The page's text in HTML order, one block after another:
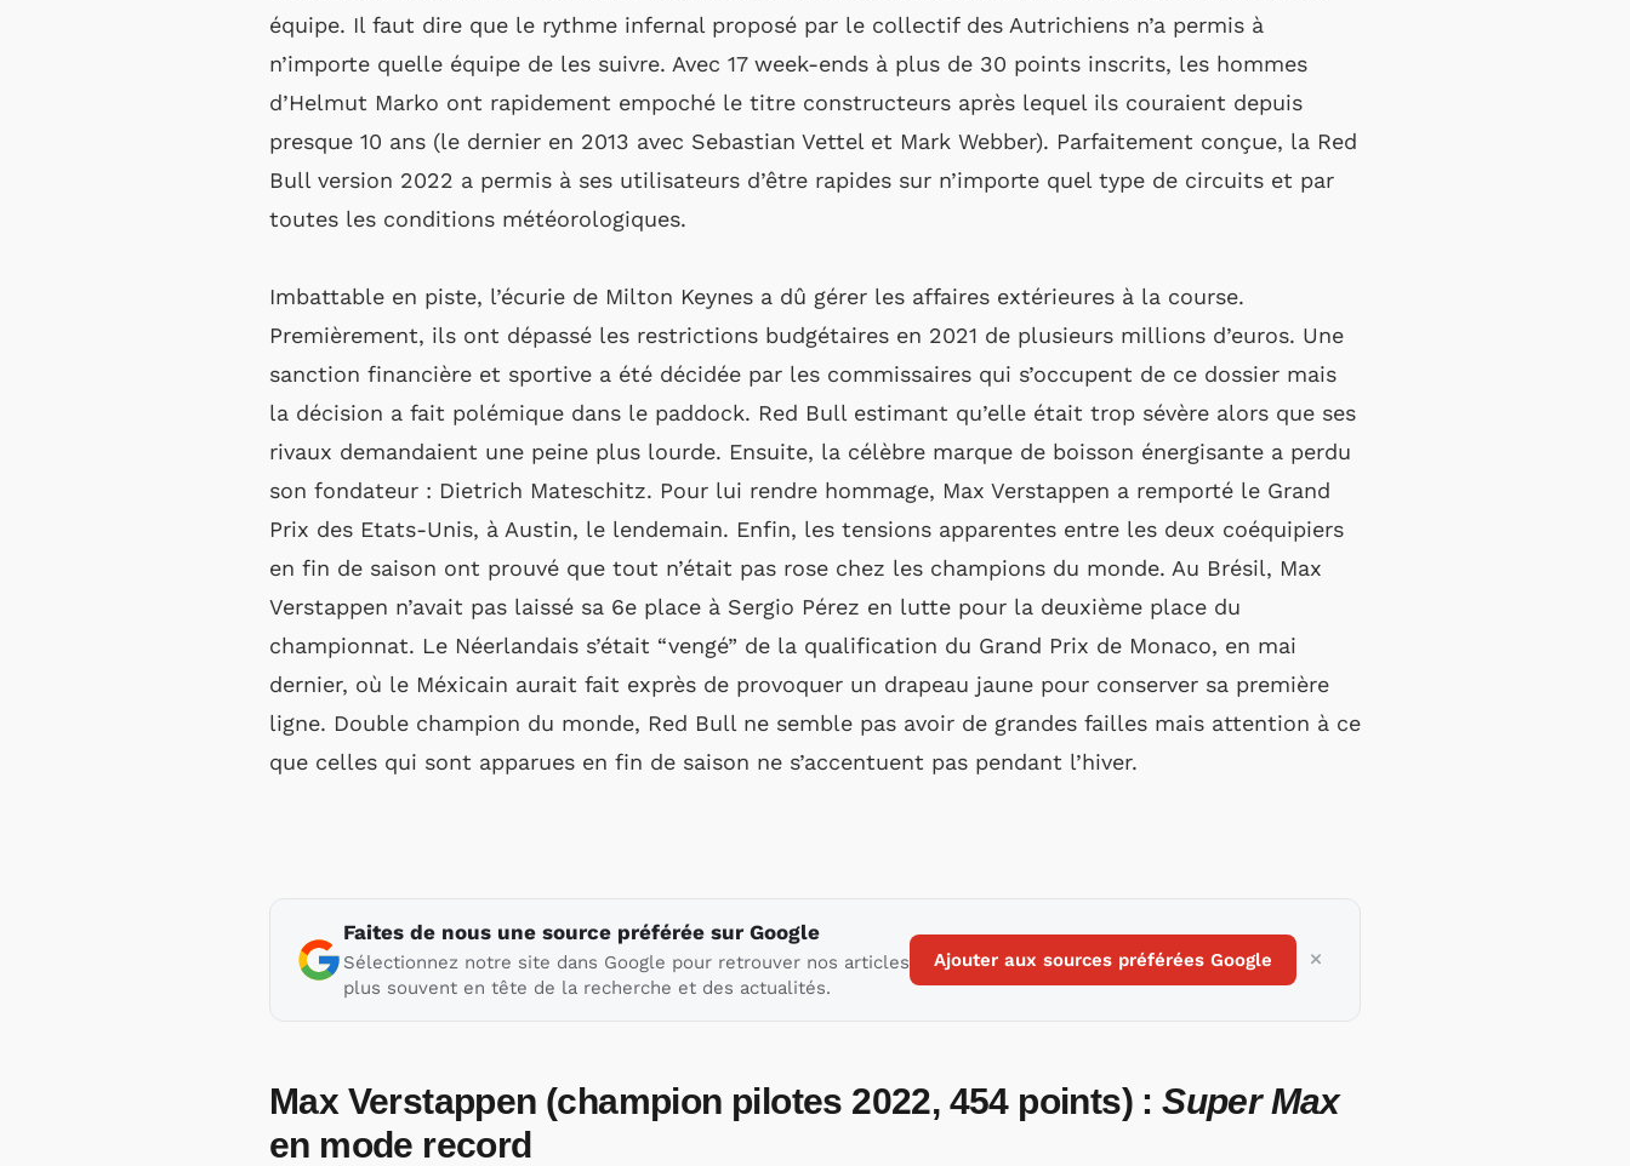
équipe. Il faut dire que le rythme infernal proposé par le collectif des Autrichiens n’a permis à
n’importe quelle équipe de les suivre. Avec 17 week-ends à plus de 30 points inscrits, les hommes
d’Helmut Marko ont rapidement empoché le titre constructeurs après lequel ils couraient depuis
presque 10 ans (le dernier en 2013 avec Sebastian Vettel et Mark Webber). Parfaitement conçue, la Red
Bull version 2022 a permis à ses utilisateurs d’être rapides sur n’importe quel type de circuits et par
toutes les conditions météorologiques.
Imbattable en piste, l’écurie de Milton Keynes a dû gérer les affaires extérieures à la course.
Premièrement, ils ont dépassé les restrictions budgétaires en 2021 de plusieurs millions d’euros. Une
sanction financière et sportive a été décidée par les commissaires qui s’occupent de ce dossier mais
la décision a fait polémique dans le paddock. Red Bull estimant qu’elle était trop sévère alors que ses
rivaux demandaient une peine plus lourde. Ensuite, la célèbre marque de boisson énergisante a perdu
son fondateur : Dietrich Mateschitz. Pour lui rendre hommage, Max Verstappen a remporté le Grand
Prix des Etats-Unis, à Austin, le lendemain. Enfin, les tensions apparentes entre les deux coéquipiers
en fin de saison ont prouvé que tout n’était pas rose chez les champions du monde. Au Brésil, Max
Verstappen n’avait pas laissé sa 6e place à Sergio Pérez en lutte pour la deuxième place du
championnat. Le Néerlandais s’était “vengé” de la qualification du Grand Prix de Monaco, en mai
dernier, où le Méxicain aurait fait exprès de provoquer un drapeau jaune pour conserver sa première
ligne. Double champion du monde, Red Bull ne semble pas avoir de grandes failles mais attention à ce
que celles qui sont apparues en fin de saison ne s’accentuent pas pendant l’hiver.
Faites de nous une source préférée sur Google
Sélectionnez notre site dans Google pour retrouver nos articles
plus souvent en tête de la recherche et des actualités.
Ajouter aux sources préférées Google
Max Verstappen (champion pilotes 2022, 454 points) :Super Max
en mode record